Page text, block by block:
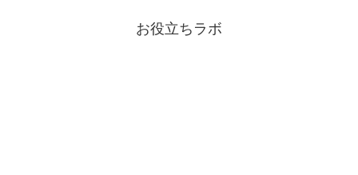
お役立ちラボ